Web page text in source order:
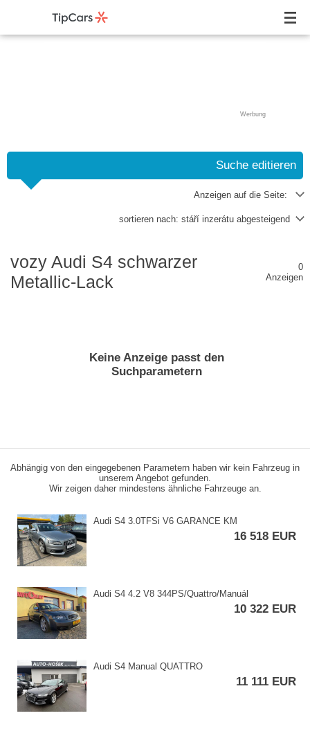
Werbung
Suche editieren
Anzeigen auf die Seite:
sortieren nach: stáří inzerátu abgesteigend
vozy Audi S4 schwarzer
Metallic-Lack
0
Anzeigen
Keine Anzeige passt den
Suchparametern
Abhängig von den eingegebenen Parametern haben wir kein Fahrzeug in
unserem Angebot gefunden.
Wir zeigen daher mindestens ähnliche Fahrzeuge an.
Audi S4 3.0TFSi V6 GARANCE KM
16 518 EUR
Audi S4 4.2 V8 344PS/Quattro/Manuál
10 322 EUR
Audi S4 Manual QUATTRO
11 111 EUR